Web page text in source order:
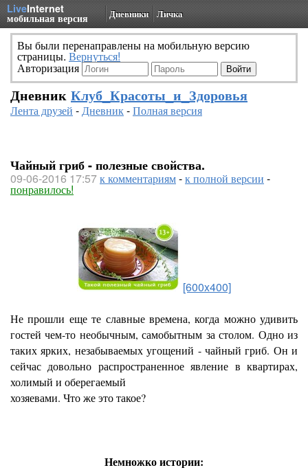
LiveInternet
мобильная версия Дневники Личка
Вы были перенаправлены на мобильную версию
страницы. Вернуться!
Авторизация
Дневник Клуб_Красоты_и_Здоровья
Лента друзей -Дневник-Полная версия
Чайный гриб - полезные свойства.
09-06-2016 17:57к комментариям-к полной версии -
понравилось!
[600x400]
Не прошли еще те славные времена, когда можно удивить
гостей чем-то необычным, самобытным за столом. Одно из
таких ярких, незабываемых угощений - чайный гриб. Он и
сейчас довольно распространенное явление в квартирах,
холимый и оберегаемый
хозяевами. Что же это такое?
Немножко истории: